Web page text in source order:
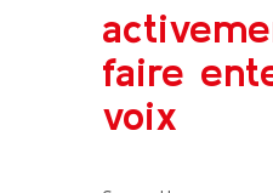
faire
voix